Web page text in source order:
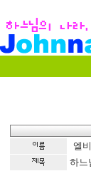
엘
하느